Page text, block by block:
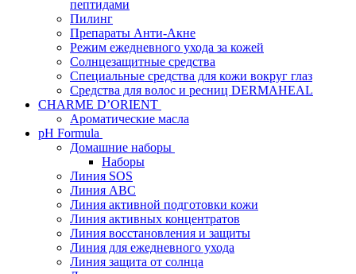
пептидами
Пилинг
Препараты Анти-Акне
Режим ежедневного ухода за кожей
Солнцезащитные средства
Специальные средства для кожи вокруг глаз
Средства для волос и ресниц DERMAHEAL
CHARME D’ORIENT
Ароматические масла
pH Formula
Домашние наборы
Наборы
Линия SOS
Линия АВС
Линия активной подготовки кожи
Линия активных концентратов
Линия восстановления и защиты
Линия для ежедневного ухода
Линия защита от солнца